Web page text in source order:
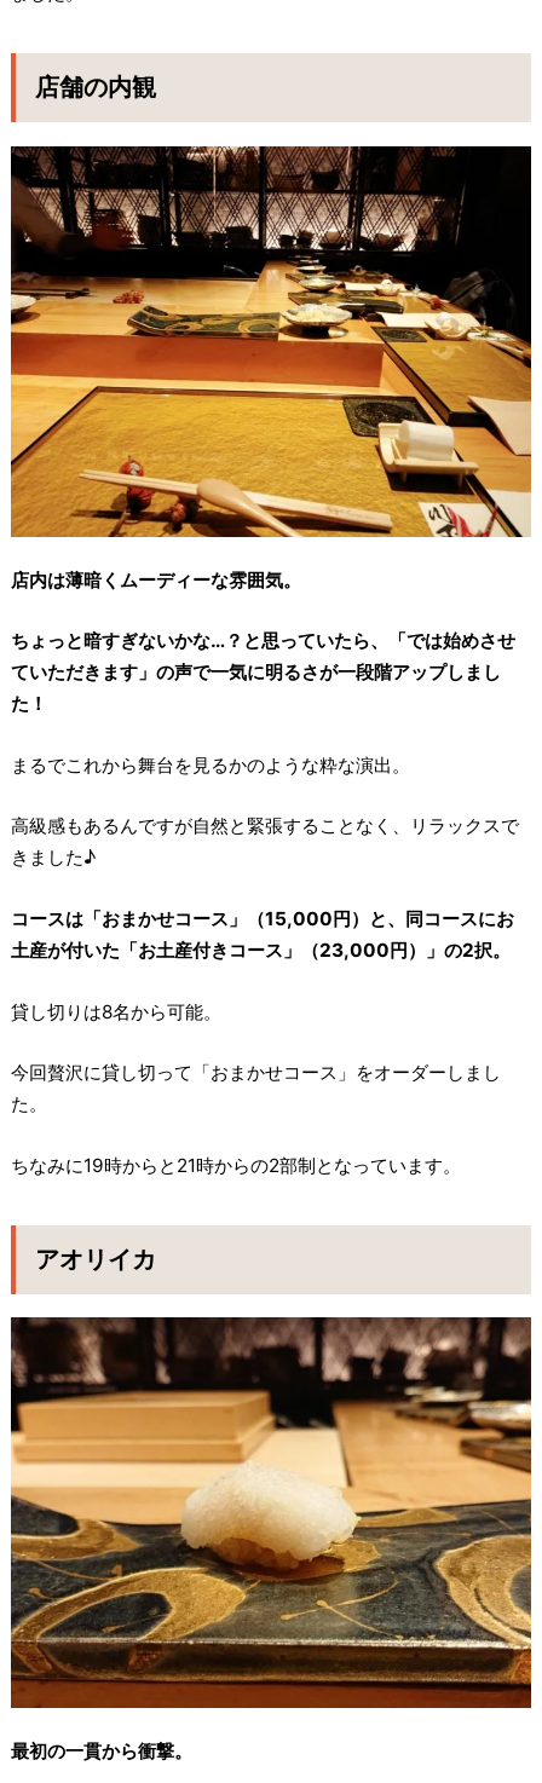
店舗の内観
店内は薄暗くムーディーな雰囲気。
ちょっと暗すぎないかな…？と思っていたら、「では始めさせ
ていただきます」の声で一気に明るさが一段階アップしまし
た！
まるでこれから舞台を見るかのような粋な演出。
高級感もあるんですが自然と緊張することなく、リラックスで
きました♪
コースは「おまかせコース」（15,000円）と、同コースにお
土産が付いた「お土産付きコース」（23,000円）」の2択。
貸し切りは8名から可能。
今回贅沢に貸し切って「おまかせコース」をオーダーしまし
た。
ちなみに19時からと21時からの2部制となっています。
アオリイカ
最初の一貫から衝撃。